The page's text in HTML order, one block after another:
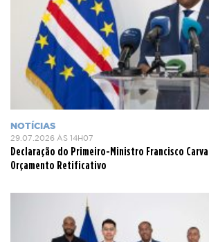
NOTÍCIAS
29.07.2026 ÀS 14H07
Declaração do Primeiro-Ministro Francisco
Orçamento Retificativo